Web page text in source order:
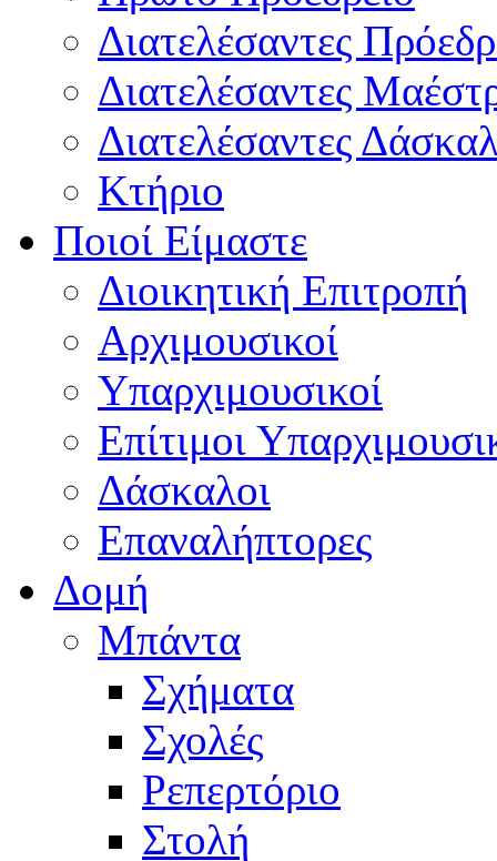
Διατελέσαντες
Διατελέσαντες
Διατελέσαντες
Κτήριο
Ποιοί Είμαστε
Διοικητική Επιτροπή
Aρχιμουσικοί
Υπαρχιμουσικοί
Επίτιμοι
Δάσκαλοι
Επαναλήπτορες
Δομή
Μπάντα
Σχήματα
Σχολές
Ρεπερτόριο
Στολή